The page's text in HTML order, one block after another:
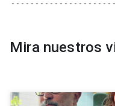
Mira nuestros